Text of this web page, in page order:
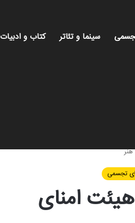
سینما و تئاتر کتاب و ادبیات
تجسمی
امنای